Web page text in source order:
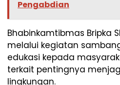
Pengabdian
Bhabinkamtibmas Bripka
melalui kegiatan
edukasi kepada
terkait pentingnya
lingkungan.